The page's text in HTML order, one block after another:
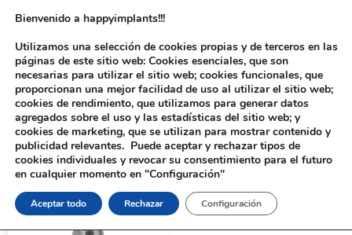
Inicio/ Productos etiquetados “915”
Bienvenido a happyimplants!!!
Utilizamos una selección de cookies propias y de terceros en las
páginas de este sitio web: Cookies esenciales, que son
necesarias para utilizar el sitio web; cookies funcionales, que
proporcionan una mejor facilidad de uso al utilizar el sitio web;
cookies de rendimiento, que utilizamos para generar datos
agregados sobre el uso y las estadísticas del sitio web; y
cookies de marketing, que se utilizan para mostrar contenido y
publicidad relevantes. Puede aceptar y rechazar tipos de
cookies individuales y revocar su consentimiento para el futuro
en cualquier momento en "Configuración"
Aceptar todo Rechazar Configuración